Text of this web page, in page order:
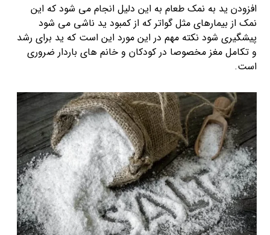
افزودن ید به نمک طعام به این دلیل انجام می شود که این
نمک از بیمارهای مثل گواتر که از کمبود ید ناشی می شود
پیشگیری شود نکته مهم در این مورد این است که ید برای رشد
و تکامل مغز مخصوصا در کودکان و خانم های باردار ضروری
است.